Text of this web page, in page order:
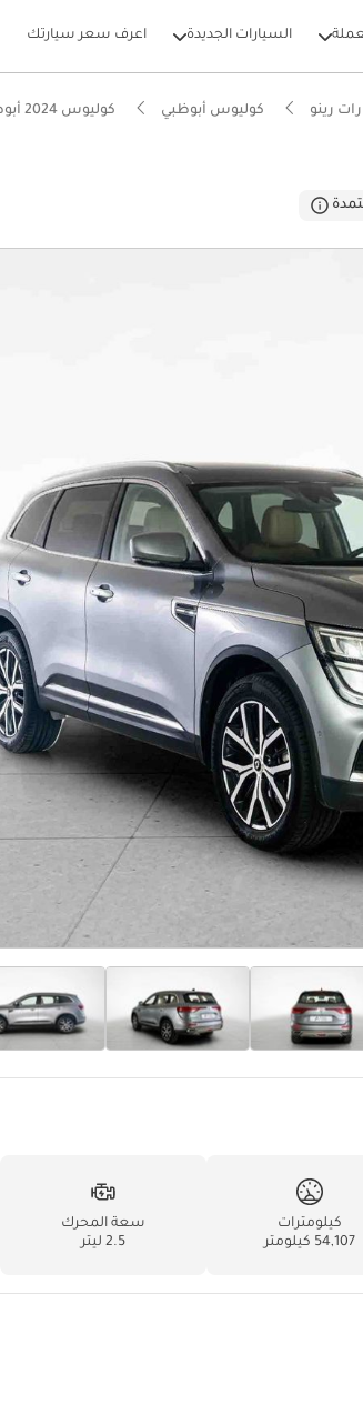
السيارات الجديدة اعرف سعر سيارتك
رينو كوليوس أبوظبي كوليوس 2024 أبوظبي
كيلومترات
54,107 كيلومتر
سعة المحرك
2.5 ليتر